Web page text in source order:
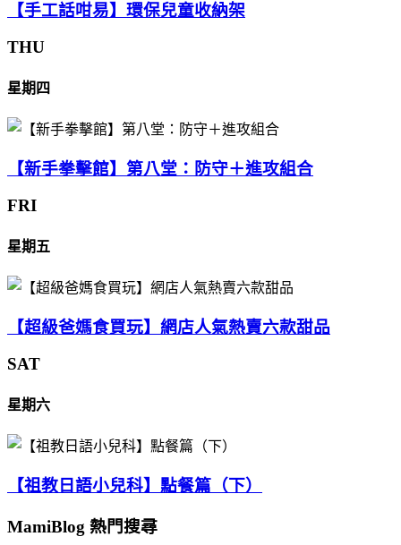
【手工話咁易】環保兒童收納架
THU
星期四
【新手拳擊館】第八堂：防守＋進攻組合
FRI
星期五
【超級爸媽食買玩】網店人氣熱賣六款甜品
SAT
星期六
【祖教日語小兒科】點餐篇（下）
MamiBlog 熱門搜尋